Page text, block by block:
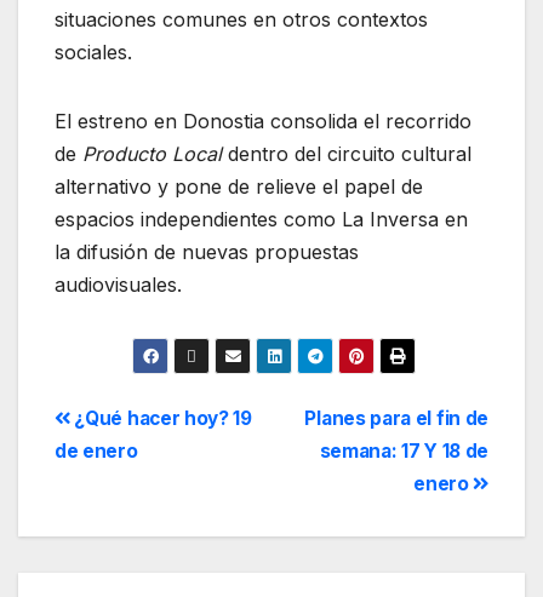
situaciones comunes en otros contextos
sociales.
El estreno en Donostia consolida el recorrido
de Producto Localdentro del circuito cultural
alternativo y pone de relieve el papel de
espacios independientes como La Inversa en
la difusión de nuevas propuestas
audiovisuales.
Planes para el fin de
semana: 17 Y 18 de
enero
¿Qué hacer hoy? 19
de enero